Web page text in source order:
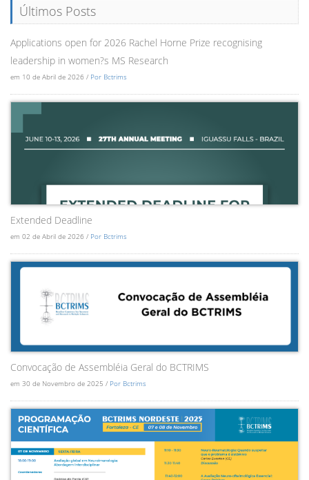
Últimos Posts
Applications open for 2026 Rachel Horne Prize recognising
leadership in women?s MS Research
em 10 de Abril de 2026 / Por Bctrims
Extended Deadline
em 02 de Abril de 2026 / Por Bctrims
Convocação de Assembléia Geral do BCTRIMS
em 30 de Novembro de 2025 / Por Bctrims